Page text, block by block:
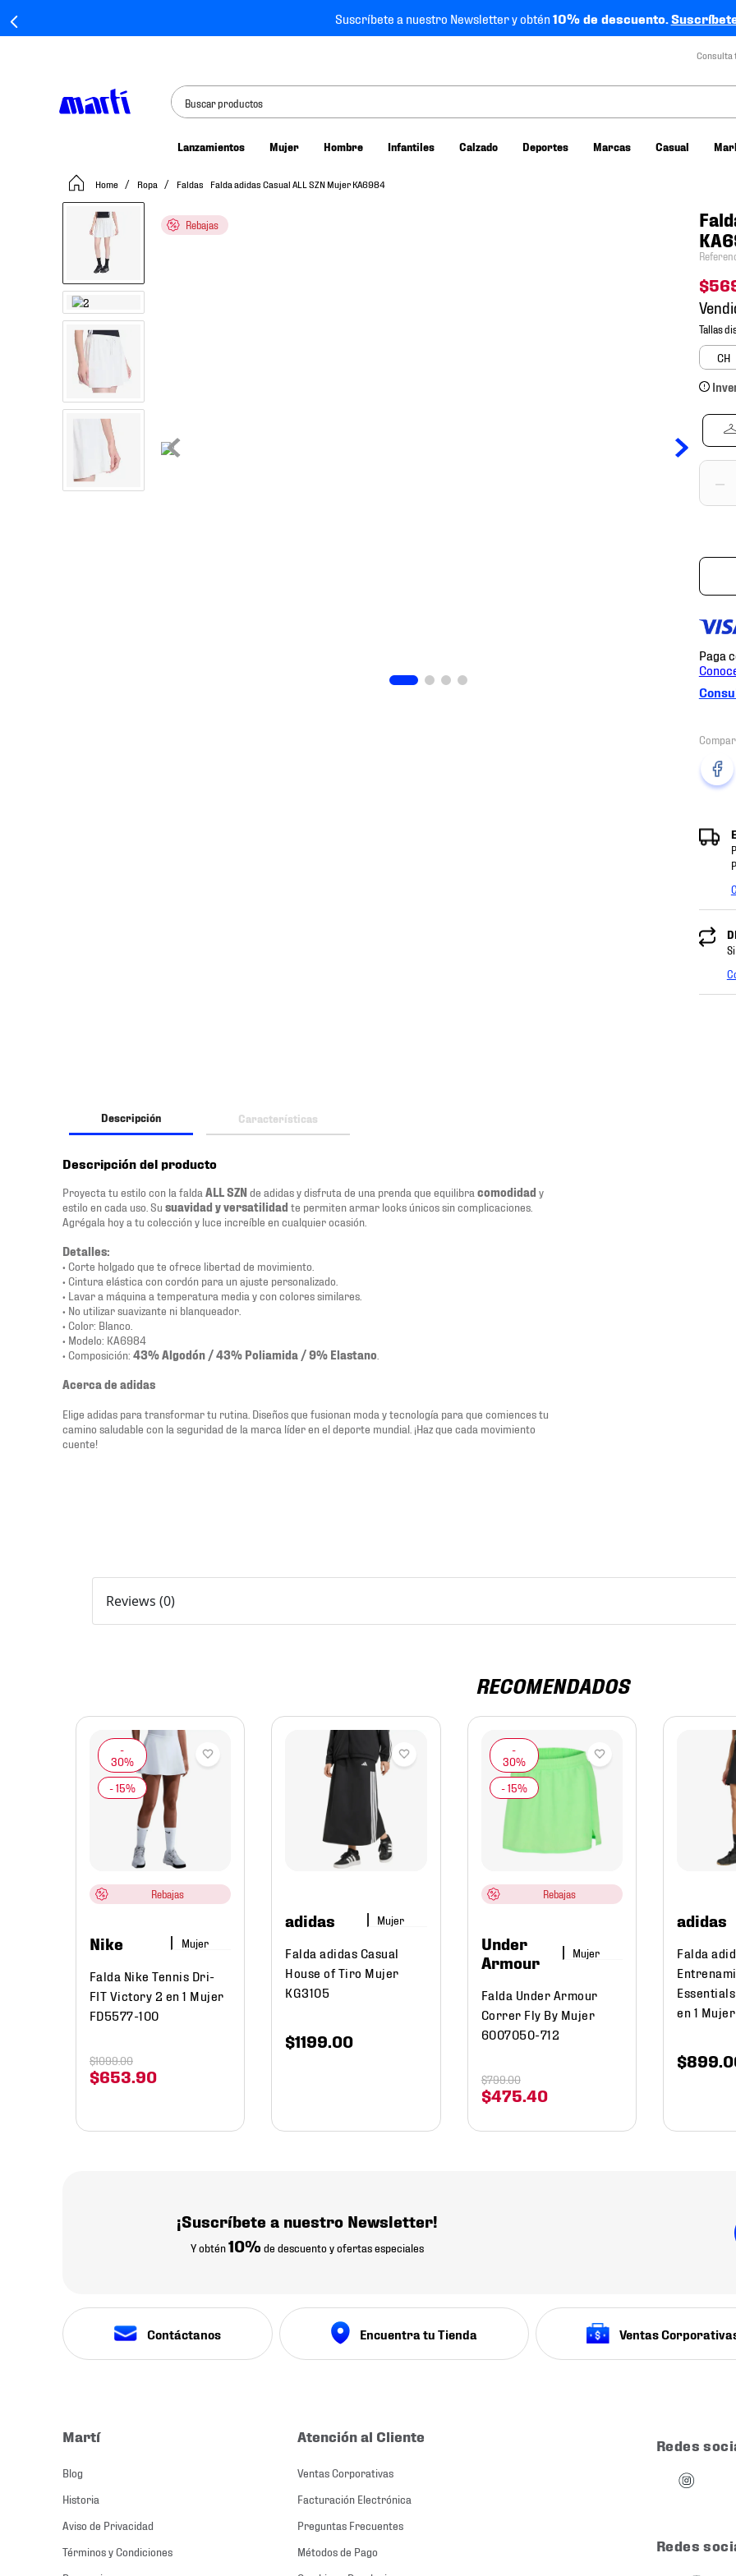
Suscríbete a nuestro Newsletter y obtén10% de descuento.
Consulta
Buscar productos
Lanzamientos Mujer Hombre Infantiles Calzado Deportes Marcas Casual
Ropa Faldas Falda adidas Casual ALL SZN Mujer KA6984
Rebajas
$
CH
－
Descripción Características
Descripción del producto
Proyecta tu estilo con la falda ALL SZNde adidas y disfruta de una prenda que equilibra comodidad y
estilo en cada uso. Su suavidad y versatilidad te permiten armar looks únicos sin complicaciones.
Agrégala hoy a tu colección y luce increíble en cualquier ocasión.
Detalles:
• Corte holgado que te ofrece libertad de movimiento.
• Cintura elástica con cordón para un ajuste personalizado.
• Lavar a máquina a temperatura media y con colores similares.
• No utilizar suavizante ni blanqueador.
• Color: Blanco.
• Modelo: KA6984
• Composición: 43% Algodón / 43% Poliamida / 9% Elastano
Acerca de adidas
Elige adidas para transformar tu rutina. Diseños que fusionan moda y tecnología para que comiences tu
camino saludable con la seguridad de la marca líder en el deporte mundial. ¡Haz que cada movimiento
cuente!
Reviews (0)
RECOMENDADOS
Rebajas
Nike Mujer
Falda Nike Tennis Dri-
FIT Victory 2 en 1 Mujer
FD5577-100
$653.90
$1099.00
adidas Mujer
Falda adidas Casual
House of Tiro Mujer
KG3105
$1199.00
Rebajas
Under
Armour
Mujer
Falda Under Armour
Correr Fly By Mujer
6007050-712
$475.40
$799.00
adidas
Falda
en 1
$899.
¡Suscríbete a nuestro Newsletter!
Y obtén10% de descuento y ofertas especiales
Contáctanos Encuentra tu Tienda Ventas
Martí
Blog
Historia
Aviso de Privacidad
Términos y Condiciones
Atención al Cliente
Ventas Corporativas
Facturación Electrónica
Preguntas Frecuentes
Métodos de Pago
Redes
Redes
tenis mujer
tenis hombre
tenis futbol
mochila
mochilas
tenis niño